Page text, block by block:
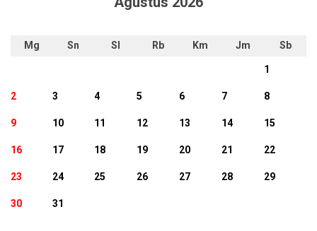
Mg Sn Sl Rb Km Jm Sb
1
2 3 4 5 6 7 8
9 10 11 12 13 14 15
16 17 18 19 20 21 22
23 24 25 26 27 28 29
30 31